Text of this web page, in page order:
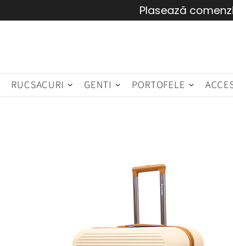
Plasează
RUCSACURI GENTI PORTOFELE